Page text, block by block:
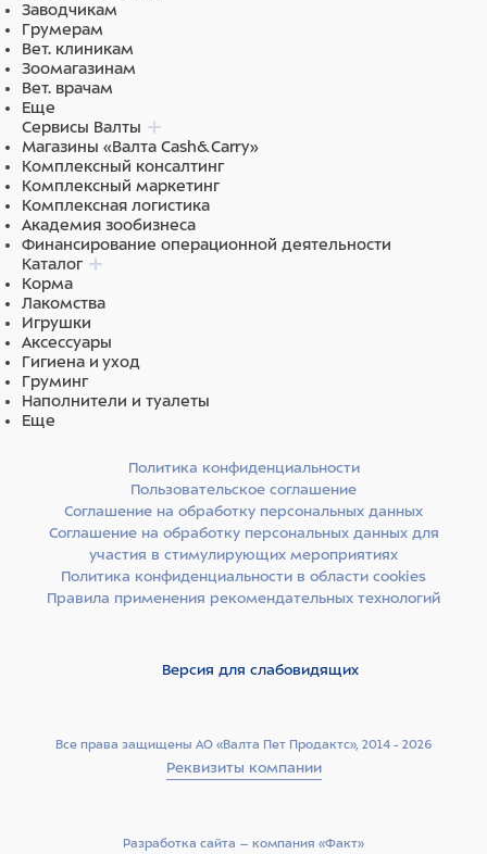
Заводчикам
Грумерам
Вет. клиникам
Зоомагазинам
Вет. врачам
Еще
Сервисы Валты
Магазины «Валта Cash&Carry»
Комплексный консалтинг
Комплексный маркетинг
Комплексная логистика
Академия зообизнеса
Финансирование операционной деятельности
Каталог
Корма
Лакомства
Игрушки
Аксессуары
Гигиена и уход
Груминг
Наполнители и туалеты
Еще
Все права защищены АО «Валта Пет Продактс», 2014 - 2026
Реквизиты компании
Политика конфиденциальности
Пользовательское соглашение
Соглашение на обработку персональных данных
Соглашение на обработку персональных данных для
участия в стимулирующих мероприятиях
Политика конфиденциальности в области cookies
Правила применения рекомендательных технологий
Версия для слабовидящих
Разработка сайта –­ компания «Факт»